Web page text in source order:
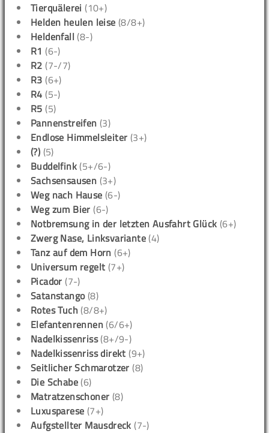
Tierquälerei (10+)
Helden heulen leise (8/8+)
Heldenfall (8-)
R1 (6-)
R2 (7-/7)
R3 (6+)
R4 (5-)
R5 (5)
Pannenstreifen (3)
Endlose Himmelsleiter (3+)
(?) (5)
Buddelfink (5+/6-)
Sachsensausen (3+)
Weg nach Hause (6-)
Weg zum Bier (6-)
Notbremsung in der letzten Ausfahrt Glück (6+)
Zwerg Nase, Linksvariante (4)
Tanz auf dem Horn (6+)
Universum regelt (7+)
Picador (7-)
Satanstango(8)
Rotes Tuch (8/8+)
Elefantenrennen (6/6+)
Nadelkissenriss(8+/9-)
Nadelkissenriss direkt (9+)
Seitlicher Schmarotzer (8)
Die Schabe (6)
Matratzenschoner (8)
Luxusparese (7+)
Aufgstellter Mausdreck (7-)